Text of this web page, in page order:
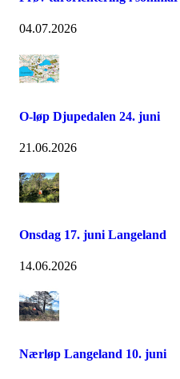
04.07.2026
O-løp Djupedalen 24. juni
21.06.2026
Onsdag 17. juni Langeland
14.06.2026
Nærløp Langeland 10. juni